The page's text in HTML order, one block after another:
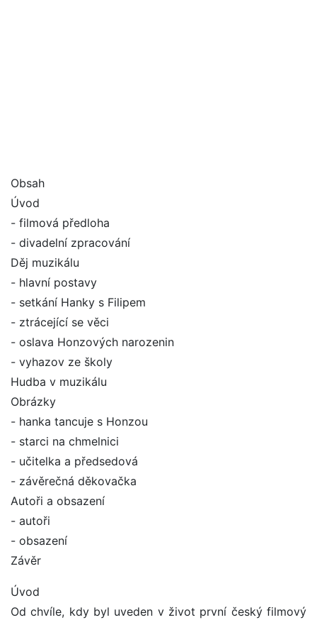
Obsah
Úvod
- filmová předloha
- divadelní zpracování
Děj muzikálu
- hlavní postavy
- setkání Hanky s Filipem
- ztrácející se věci
- oslava Honzových narozenin
- vyhazov ze školy
Hudba v muzikálu
Obrázky
- hanka tancuje s Honzou
- starci na chmelnici
- učitelka a předsedová
- závěrečná děkovačka
Autoři a obsazení
- autoři
- obsazení
Závěr
Úvod
Od chvíle, kdy byl uveden v život první český filmový